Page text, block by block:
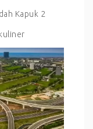
Kapuk 2